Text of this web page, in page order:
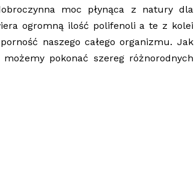
moc płynąca z natury dla
ogromną ilość polifenoli a te z kolei
naszego całego organizmu. Jak
pokonać szereg różnorodnych